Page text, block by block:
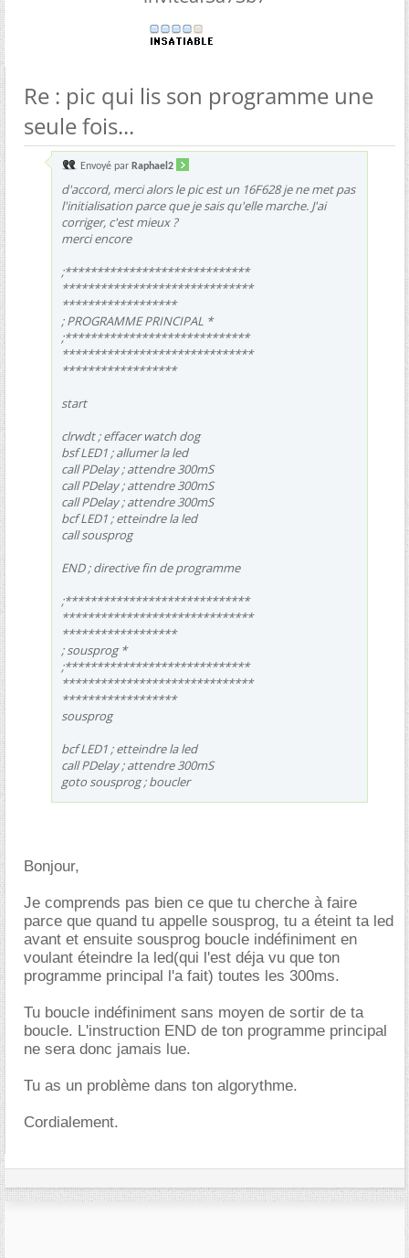
Re : pic qui lis son programme une
seule fois...
Envoyé par Raphael2
d'accord, merci alors le pic est un 16F628 je ne met pas
l'initialisation parce que je sais qu'elle marche. J'ai
corriger, c'est mieux ?
merci encore
;*****************************
******************************
******************
; PROGRAMME PRINCIPAL *
;*****************************
******************************
******************
start
clrwdt ; effacer watch dog
bsf LED1 ; allumer la led
call PDelay ; attendre 300mS
call PDelay ; attendre 300mS
call PDelay ; attendre 300mS
bcf LED1 ; etteindre la led
call sousprog
END ; directive fin de programme
;*****************************
******************************
******************
; sousprog *
;*****************************
******************************
******************
sousprog
bcf LED1 ; etteindre la led
call PDelay ; attendre 300mS
goto sousprog ; boucler
Bonjour,
Je comprends pas bien ce que tu cherche à faire
parce que quand tu appelle sousprog, tu a éteint ta led
avant et ensuite sousprog boucle indéfiniment en
voulant éteindre la led(qui l'est déja vu que ton
programme principal l'a fait) toutes les 300ms.
Tu boucle indéfiniment sans moyen de sortir de ta
boucle. L'instruction END de ton programme principal
ne sera donc jamais lue.
Tu as un problème dans ton algorythme.
Cordialement.